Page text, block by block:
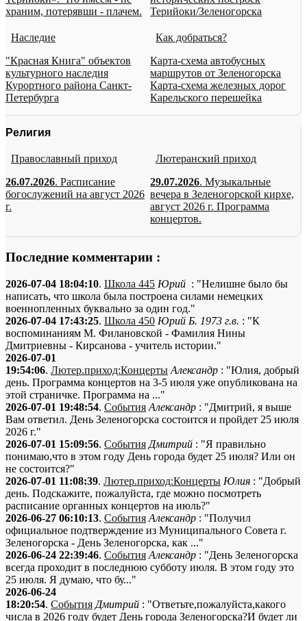
храним, потерявши - плачем.
Терийоки/Зеленогорска
Наследие
"Красная Книга" объектов
культурного наследия
Курортного района Санкт-
Петербурга
Как добраться?
Карта-схема автобусных
маршрутов от Зеленогорска
Карта-схема железных дорог
Карельского перешейка
Религия
Православный приход
26.07.2026. Расписание
богослужений на август 2026
г.
Лютеранский приход
29.07.2026. Музыкальные
вечера в Зеленогорской кирхе,
август 2026 г. Программа
концертов.
Последние комментарии :
2026-07-04 18:04:10. Школа 445 Юрий : "Нелишне было бы
написать, что школа была построена силами немецких
военнопленных буквально за один год."
2026-07-04 17:43:25. Школа 450 Юрий Б. 1973 г.в. : "К
воспоминаниям М. Филановской - Фамилия Нины
Дмитриевны - Кирсанова - учитель истории."
2026-07-01
19:54:06. Лютер.приход:Концерты Александр : "Юлия, добрый
день. Программа концертов на 3-5 июля уже опубликована на
этой страничке. Программа на ..."
2026-07-01 19:48:54. События Александр : "Дмитрий, я выше
Вам ответил. День Зеленогорска состоится и пройдет 25 июля
2026 г."
2026-07-01 15:09:56. События Дмитрий : "Я правильно
понимаю,что в этом году День города будет 25 июля? Или он
не состоится?"
2026-07-01 11:08:39. Лютер.приход:Концерты Юлия : "Добрый
день. Подскажите, пожалуйста, где можно посмотреть
расписание органных концертов на июль?"
2026-06-27 06:10:13. События Александр : "Получил
официальное подтверждение из Муниципального Совета г.
Зеленогорска - День Зеленогорска, как ..."
2026-06-24 22:39:46. События Александр : "День Зеленогорска
всегда проходит в последнюю субботу июля. В этом году это
25 июля. Я думаю, что бу..."
2026-06-24
18:20:54. События Дмитрий : "Ответьте,пожалуйста,какого
числа в 2026 году будет День города Зеленогорска?И будет ли